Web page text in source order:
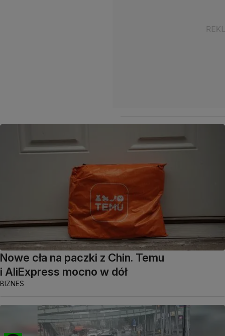
Nowe cła na paczki z Chin. Temu
i AliExpress mocno w dół
BIZNES